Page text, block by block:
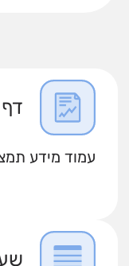
עמוד מידע